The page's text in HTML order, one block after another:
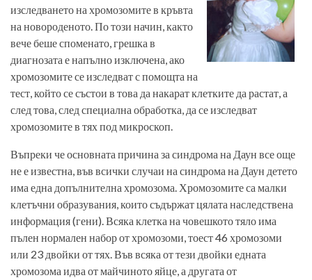
изследването на хромозомите в кръвта
на новороденото. По този начин, както
вече беше споменато, грешка в
диагнозата е напълно изключена, ако
хромозомите се изследват с помощта на
тест, който се състои в това да накарат клетките да растат, а
след това, след специална обработка, да се изследват
хромозомите в тях под микроскоп.
Въпреки че основната причина за синдрома на Даун все още
не е известна, във всички случаи на синдрома на Даун детето
има една допълнителна хромозома. Хромозомите са малки
клетъчни образувания, които съдържат цялата наследствена
информация (гени). Всяка клетка на човешкото тяло има
пълен нормален набор от хромозоми, тоест 46 хромозоми
или 23 двойки от тях. Във всяка от тези двойки едната
хромозома идва от майчиното яйце, а другата от